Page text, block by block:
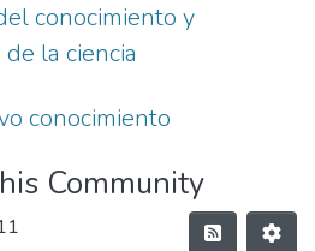
conocimiento y
la ciencia
conocimiento
Community